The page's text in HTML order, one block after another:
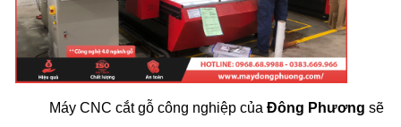
Máy CNC cắt gỗ công nghiệp của Đông Phương sẽ